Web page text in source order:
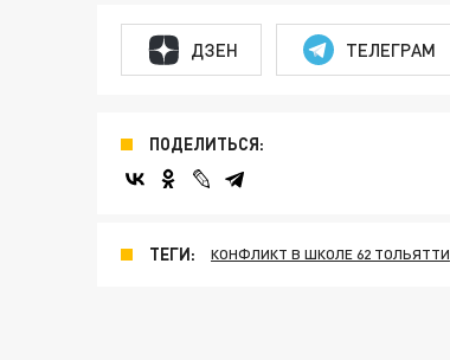
ДЗЕН ТЕЛЕГРАМ
ПОДЕЛИТЬСЯ:
ТЕГИ: КОНФЛИКТ В ШКОЛЕ 62 ТОЛЬЯТТИ